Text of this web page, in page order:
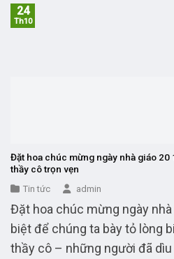
Đặt hoa chúc mừng ngày nhà giáo 20
thầy cô trọn vẹn
Tin tức admin
Đặt hoa chúc mừng ngày
biệt để chúng ta bày tỏ lòng
thầy cô – những người đã
24
Th10